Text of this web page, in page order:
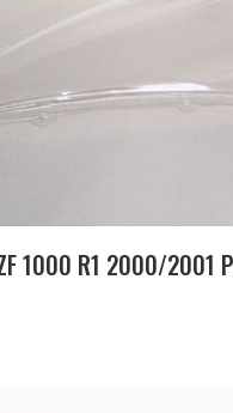
1000 R1 2000/2001